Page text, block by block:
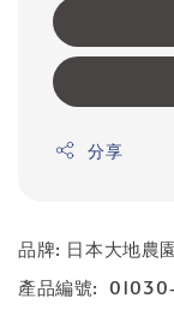
分享
品牌: 日本大地農
產品編號: